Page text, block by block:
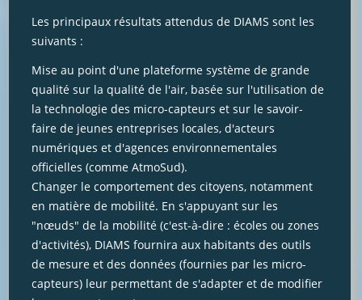
Les principaux résultats attendus de DIAMS sont les
suivants :
Mise au point d'une plateforme système de grande
qualité sur la qualité de l'air, basée sur l'utilisation de
la technologie des micro-capteurs et sur le savoir-
faire de jeunes entreprises locales, d'acteurs
numériques et d'agences environnementales
officielles (comme AtmoSud).
Changer le comportement des citoyens, notamment
en matière de mobilité. En s'appuyant sur les
"nœuds" de la mobilité (c'est-à-dire : écoles ou zones
d'activités), DIAMS fournira aux habitants des outils
de mesure et des données (fournies par les micro-
capteurs) leur permettant de s'adapter et de modifier